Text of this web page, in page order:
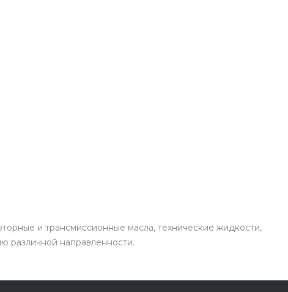
и трансмиссионные масла, технические жидкости,
различной направленности.